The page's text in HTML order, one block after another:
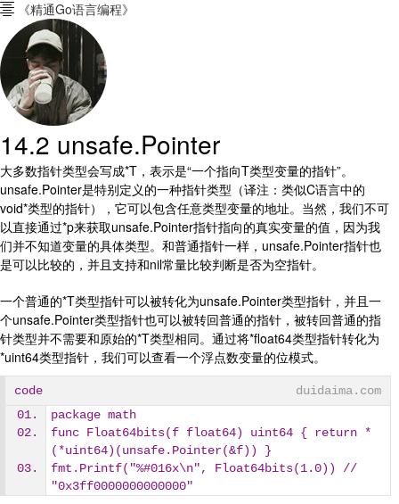
 《精通Go语言编程》
14.2 unsafe.Pointer
大多数指针类型会写成*T，表示是“一个指向T类型变量的指针”。
unsafe.Pointer是特别定义的一种指针类型（译注：类似C语言中的
void*类型的指针），它可以包含任意类型变量的地址。当然，我们不可
以直接通过*p来获取unsafe.Pointer指针指向的真实变量的值，因为我
们并不知道变量的具体类型。和普通指针一样，unsafe.Pointer指针也
是可以比较的，并且支持和nil常量比较判断是否为空指针。
一个普通的*T类型指针可以被转化为unsafe.Pointer类型指针，并且一
个unsafe.Pointer类型指针也可以被转回普通的指针，被转回普通的指
针类型并不需要和原始的*T类型相同。通过将*float64类型指针转化为
*uint64类型指针，我们可以查看一个浮点数变量的位模式。
code
duidaima.com
package math
func Float64bits(f float64) uint64 { return *
(*uint64)(unsafe.Pointer(&f)) }
fmt.Printf("%#016x\n", Float64bits(1.0)) //
"0x3ff0000000000000"